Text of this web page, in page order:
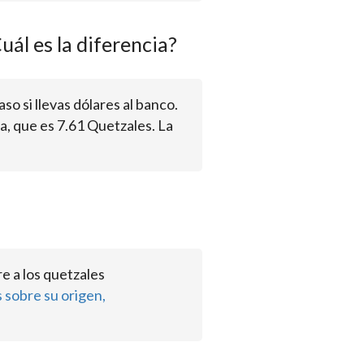
es la diferencia?
si llevas dólares al banco.
que es 7.61 Quetzales. La
a los quetzales
su origen,